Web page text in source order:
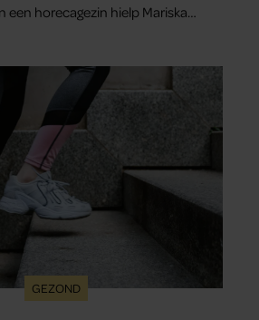
een horecagezin hielp Mariska
GEZOND